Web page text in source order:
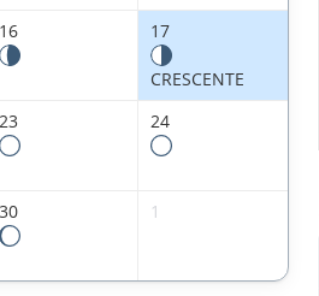
16 17
CRESCENTE
23 24
30 1